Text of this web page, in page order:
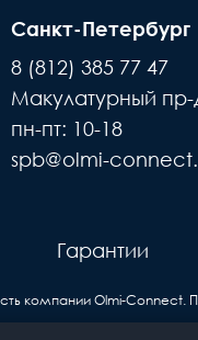
при доставке
территорию
Санкт-Петербург
8 (812) 385 77 47
Макулатурный пр-
пн-пт: 10-18
spb@olmi-
Гарантии
компании Olmi-Сonnect.